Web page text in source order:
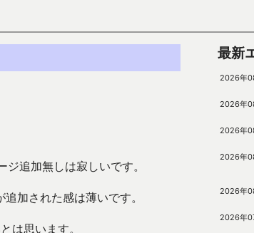
追加無しは寂しいです。
加された感は薄いです。
は思います。
最新
2026年
2026年
2026年
2026年
2026年
2026年